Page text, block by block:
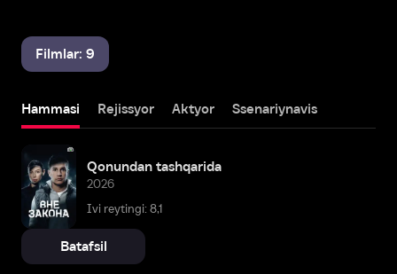
Filmlar: 9
Hammasi Rejissyor Aktyor Ssenariynavis
Qonundan tashqarida
2026
Ivi reytingi: 8,1
Batafsil